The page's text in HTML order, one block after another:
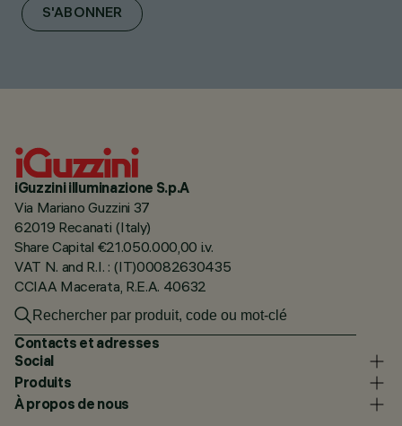
S'ABONNER
iGuzzini illuminazione S.p.A
Via Mariano Guzzini 37
62019 Recanati (Italy)
Share Capital €21.050.000,00 i.v.
VAT N. and R.I. : (IT)00082630435
CCIAA Macerata, R.E.A. 40632
Contacts et adresses
Social
Produits
À propos de nous